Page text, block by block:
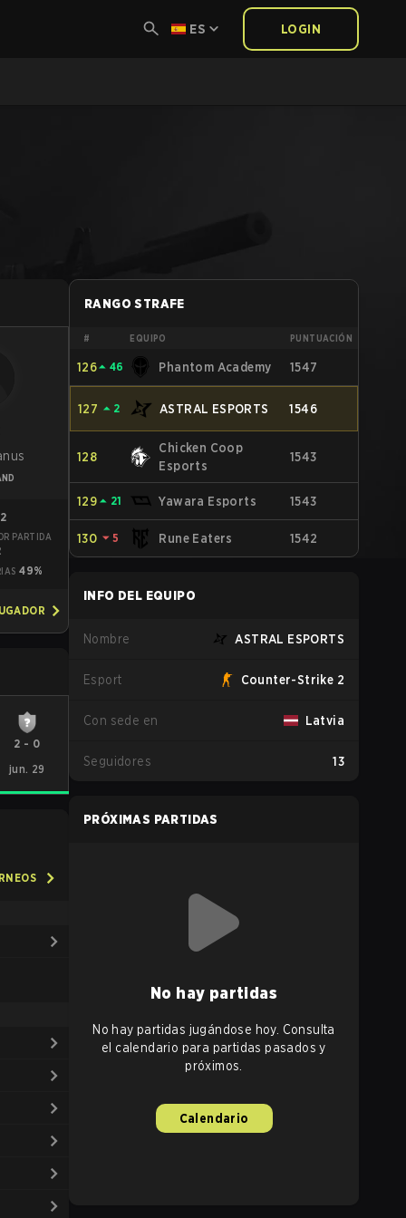
ES LOGIN
PARTIDA
49%
2 - 0
jun. 29
RANGO STRAFE
# EQUIPO PUNTUACIÓN
126⏶ 46 Phantom Academy 1547
127 ⏶ 2 ASTRAL ESPORTS 1546
128
Chicken Coop
Esports
1543
129 ⏶ 21 Yawara Esports 1543
130 ⏷ 5 Rune Eaters 1542
INFO DEL EQUIPO
Nombre ASTRAL ESPORTS
Esport Counter-Strike 2
Con sede en Latvia
Seguidores 13
PRÓXIMAS PARTIDAS
No hay partidas
No hay partidas jugándose hoy. Consulta
el calendario para partidas pasados y
próximos.
Calendario